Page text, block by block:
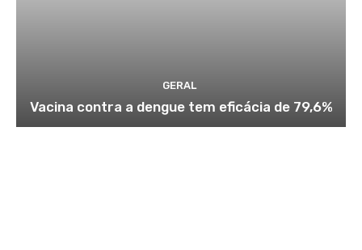
GERAL
Vacina contra a dengue tem eficácia de 79,6%